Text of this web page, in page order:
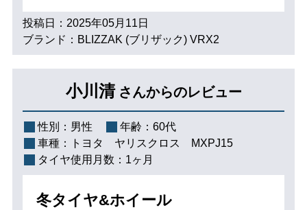
投稿日：2025年05月11日
ブランド：BLIZZAK (ブリザック) VRX2
小川清 さんからのレビュー
性別： 男性 年齢： 60代
車種：
トヨタ ヤリスクロス MXPJ15
タイヤ使用月数： 1ヶ月
冬タイヤ&ホイール